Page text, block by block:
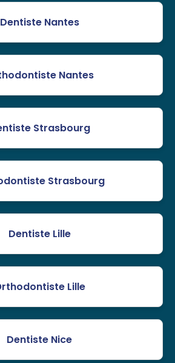
Dentiste Nantes
Nantes
Strasbourg
Strasbourg
Dentiste Lille
Lille
Dentiste Nice